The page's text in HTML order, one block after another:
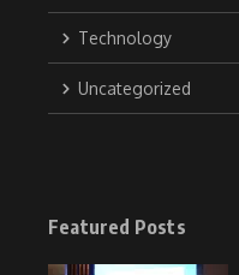
Technology
Uncategorized
Featured Posts